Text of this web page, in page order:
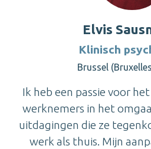
Elvis
Klinisch
Brussel
Ik heb een passie voor
werknemers in het
uitdagingen die ze
werk als thuis. Mijn